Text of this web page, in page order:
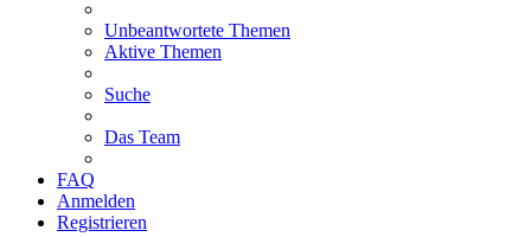
Unbeantwortete Themen
Aktive Themen
Suche
Das Team
FAQ
Anmelden
Registrieren